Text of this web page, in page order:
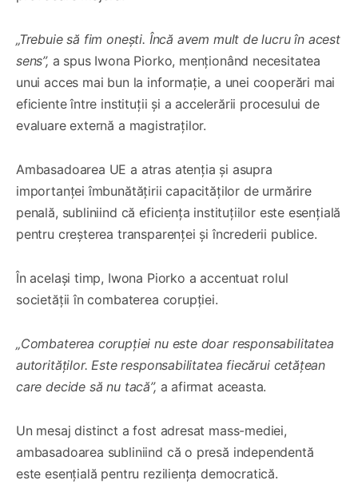
„Trebuie să fim onești. Încă avem mult de lucru în acest
sens”, a spus Iwona Piorko, menționând necesitatea
unui acces mai bun la informație, a unei cooperări mai
eficiente între instituții și a accelerării procesului de
evaluare externă a magistraților.
Ambasadoarea UE a atras atenția și asupra
importanței îmbunătățirii capacităților de urmărire
penală, subliniind că eficiența instituțiilor este esențială
pentru creșterea transparenței și încrederii publice.
În același timp, Iwona Piorko a accentuat rolul
societății în combaterea corupției.
„Combaterea corupției nu este doar responsabilitatea
autorităților. Este responsabilitatea fiecărui cetățean
care decide să nu tacă”, a afirmat aceasta.
Un mesaj distinct a fost adresat mass-mediei,
ambasadoarea subliniind că o presă independentă
este esențială pentru reziliența democratică.